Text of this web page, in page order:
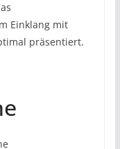
Einklang mit
präsentiert.